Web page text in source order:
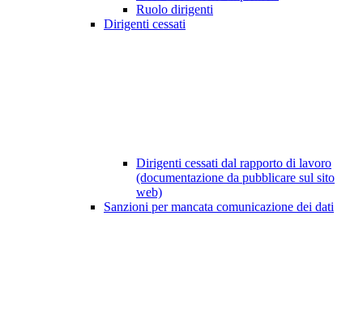
Ruolo dirigenti
Dirigenti cessati
Dirigenti cessati dal rapporto di lavoro
(documentazione da pubblicare sul sito
web)
Sanzioni per mancata comunicazione dei dati